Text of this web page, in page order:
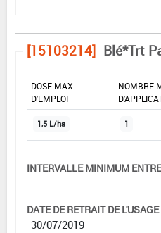
[15103214] Blé*Trt
DOSE MAX
D'EMPLOI
NOMBRE
1,5 L/ha 1
INTERVALLE MINIMUM
-
DATE DE RETRAIT DE L'USAGE
30/07/2019